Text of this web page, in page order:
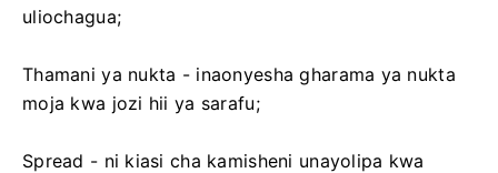
uliochagua;
Thamani ya nukta - inaonyesha gharama ya nukta
moja kwa jozi hii ya sarafu;
Spread - ni kiasi cha kamisheni unayolipa kwa